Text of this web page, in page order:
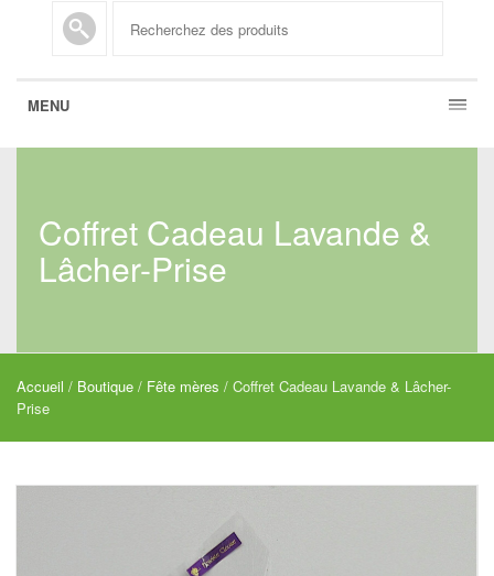
MENU
Coffret Cadeau Lavande &
Lâcher-Prise
Accueil / Boutique / Fête mères / Coffret Cadeau Lavande & Lâcher-
Prise